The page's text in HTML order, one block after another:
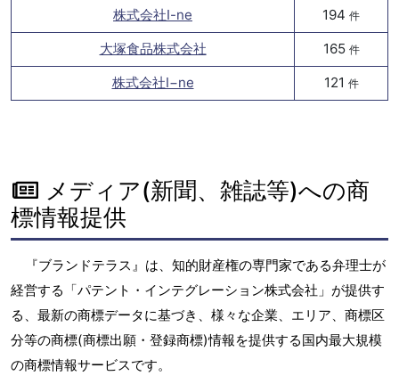
株式会社I-ne
194 件
大塚食品株式会社 165 件
株式会社I−ne 121 件
メディア(新聞、雑誌等)への商
標情報提供
『ブランドテラス』は、知的財産権の専門家である弁理士が
経営する「パテント・インテグレーション株式会社」が提供す
る、最新の商標データに基づき、様々な企業、エリア、商標区
分等の商標(商標出願・登録商標)情報を提供する国内最大規模
の商標情報サービスです。